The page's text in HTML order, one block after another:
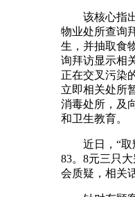
该核心指出
物业处所查询
生，并抽取食
询拜访显示相
正在交叉污染
立即相关处所
消毒处所，及
和卫生教育。
近日，“取
83。8元三只
会质疑，相关